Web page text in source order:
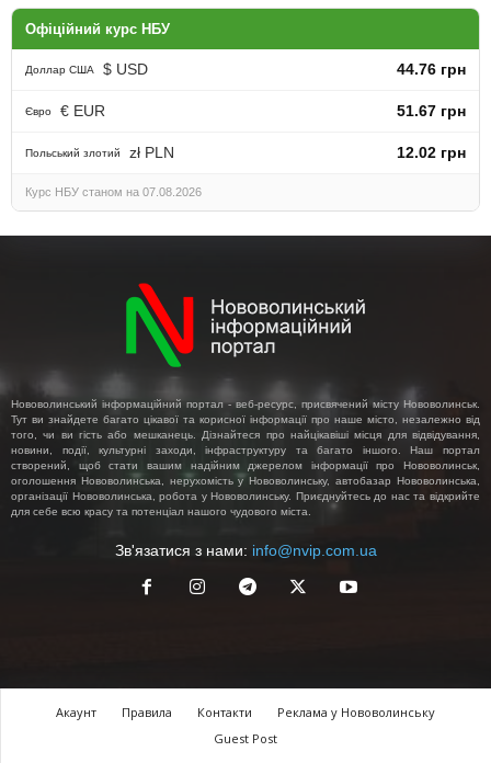
Офіційний курс НБУ
Доллар США $ USD 44.76 грн
Євро € EUR 51.67 грн
Польський злотий zł PLN 12.02 грн
Курс НБУ станом на 07.08.2026
Нововолинський інформаційний портал - веб-ресурс, присвячений місту Нововолинськ.
Тут ви знайдете багато цікавої та корисної інформації про наше місто, незалежно від
того, чи ви гість або мешканець. Дізнайтеся про найцікавіші місця для відвідування,
новини, події, культурні заходи, інфраструктуру та багато іншого. Наш портал
створений, щоб стати вашим надійним джерелом інформації про Нововолинськ,
оголошення Нововолинська, нерухомість у Нововолинську, автобазар Нововолинська,
організації Нововолинська, робота у Нововолинську. Приєднуйтесь до нас та відкрийте
для себе всю красу та потенціал нашого чудового міста.
Зв'язатися з нами: info@nvip.com.ua
Акаунт Правила Контакти
Реклама у Нововолинську
Guest Post